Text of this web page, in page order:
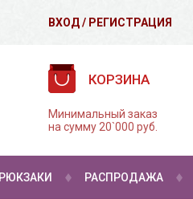
ВХОД/ РЕГИСТРАЦИЯ
КОРЗИНА
Минимальный заказ
на сумму 20`000 руб.
РАСПРОДАЖА